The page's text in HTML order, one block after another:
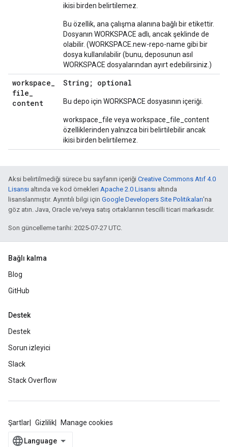
ikisi birden belirtilemez.
Bu özellik, ana çalışma alanına bağlı bir etikettir.
Dosyanın WORKSPACE adlı, ancak şeklinde de
olabilir. (WORKSPACE.new-repo-name gibi bir
dosya kullanılabilir (bunu, deposunun asıl
WORKSPACE dosyalarından ayırt edebilirsiniz.)
workspace_
file_
content
String; optional
Bu depo için WORKSPACE dosyasının içeriği.
workspace_file veya workspace_file_content
özelliklerinden yalnızca biri belirtilebilir ancak
ikisi birden belirtilemez.
Aksi belirtilmediği sürece bu sayfanın içeriği Creative Commons Atıf 4.0
Lisansı altında ve kod örnekleri Apache 2.0 Lisansı altında
lisanslanmıştır. Ayrıntılı bilgi için Google Developers Site Politikaları'na
göz atın. Java, Oracle ve/veya satış ortaklarının tescilli ticari markasıdır.
Son güncelleme tarihi: 2025-07-27 UTC.
Bağlı kalma
Blog
GitHub
Destek
Destek
Sorun izleyici
Slack
Stack Overflow
Şartlar Gizlilik Manage cookies